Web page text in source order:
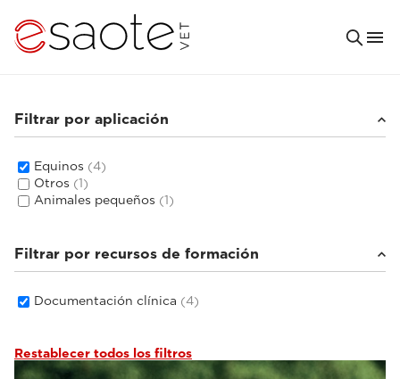
Filtrar por aplicación
Equinos (4)
Otros (1)
Animales pequeños (1)
Filtrar por recursos de formación
Documentación clínica (4)
Restablecer todos los filtros